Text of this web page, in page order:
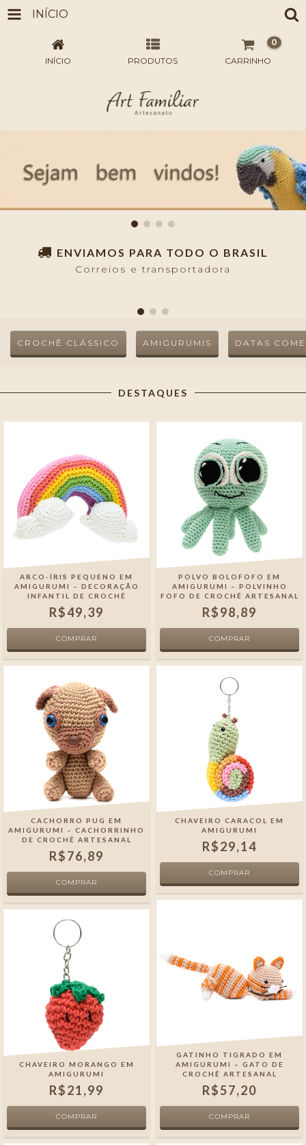
INÍCIO
INÍCIO PRODUTOS CARRINHO
0
ENVIAMOS PARA TODO O BRASIL
Correios e transportadora
CROCHÊ CLÁSSICO AMIGURUMIS DATAS
DESTAQUES
ARCO-ÍRIS PEQUENO EM
AMIGURUMI – DECORAÇÃO
INFANTIL DE CROCHÊ
R$49,39
POLVO BOLOFOFO EM
AMIGURUMI – POLVINHO
FOFO DE CROCHÊ ARTESANAL
R$98,89
CACHORRO PUG EM
AMIGURUMI – CACHORRINHO
DE CROCHÊ ARTESANAL
R$76,89
CHAVEIRO CARACOL EM
AMIGURUMI
R$29,14
CHAVEIRO MORANGO EM
AMIGURUMI
R$21,99
GATINHO TIGRADO EM
AMIGURUMI – GATO DE
CROCHÊ ARTESANAL
R$57,20